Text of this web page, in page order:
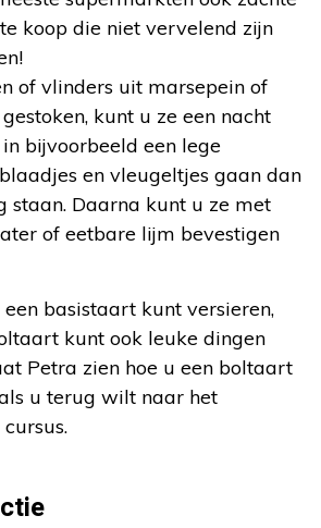
koop die niet vervelend zijn
of vlinders uit marsepein of
kunt u ze een nacht
bijvoorbeeld een lege
en vleugeltjes gaan dan
staan. Daarna kunt u ze met
of eetbare lijm bevestigen
basistaart kunt versieren,
kunt ook leuke dingen
Petra zien hoe u een boltaart
u terug wilt naar het